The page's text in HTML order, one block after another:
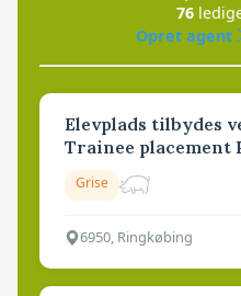
76
Opret agent
Elevplads tilbydes
Trainee placement
Grise
6950, Ringkøbing